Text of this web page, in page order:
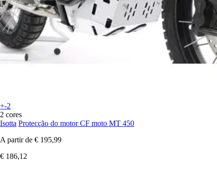
+-2
2 cores
Isotta Protecção do motor CF moto MT 450
A partir de € 195,99
€ 186,12